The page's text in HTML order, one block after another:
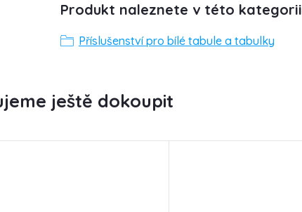
Produkt naleznete v této kategorii
Příslušenství pro bílé tabule a tabulky
ještě dokoupit